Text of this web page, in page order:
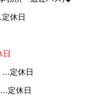
休日
…定休日
定休日